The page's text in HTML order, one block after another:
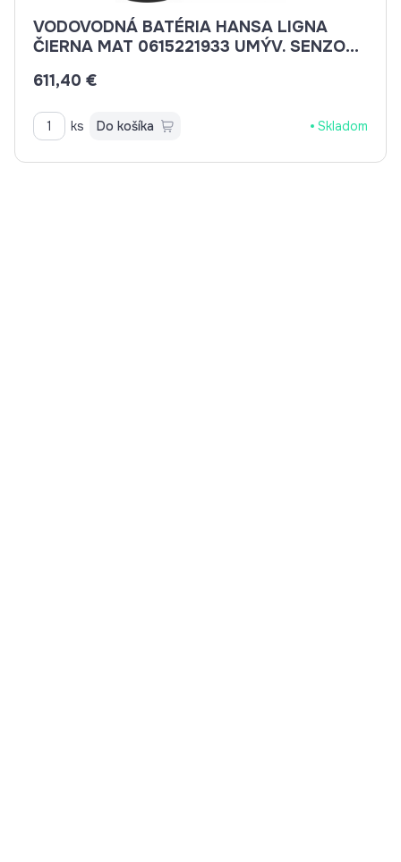
VODOVODNÁ BATÉRIA HANSA LIGNA
ČIERNA MAT 0615221933 UMÝV. SENZOR.
611,40 €
ks Do košíka Skladom